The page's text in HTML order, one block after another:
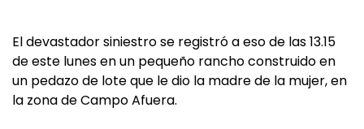
El devastador siniestro se registró a eso de las 13.15
de este lunes en un pequeño rancho construido en
un pedazo de lote que le dio la madre de la mujer, en
la zona de Campo Afuera.